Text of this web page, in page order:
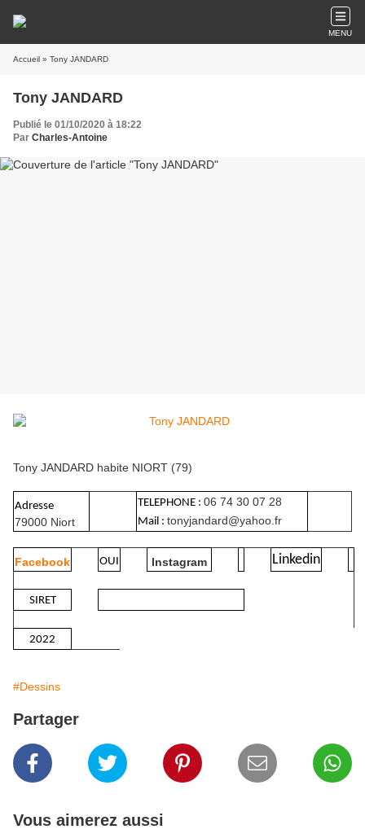
MENU
Accueil » Tony JANDARD
Tony JANDARD
Publié le 01/10/2020 à 18:22
Par Charles-Antoine
Tony JANDARD habite NIORT (79)
Adresse
79000 Niort
TELEPHONE : 06 74 30 07 28
Mail : tonyjandard@yahoo.fr
Facebook OUI Instagram Linkedin
SIRET
2022
#Dessins
Partager
Vous aimerez aussi